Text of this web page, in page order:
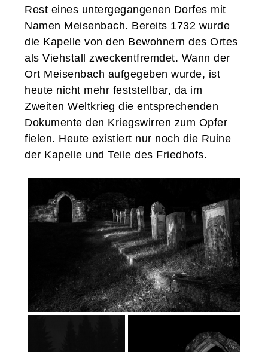
Rest eines untergegangenen Dorfes mit
Namen Meisenbach. Bereits 1732 wurde
die Kapelle von den Bewohnern des Ortes
als Viehstall zweckentfremdet. Wann der
Ort Meisenbach aufgegeben wurde, ist
heute nicht mehr feststellbar, da im
Zweiten Weltkrieg die entsprechenden
Dokumente den Kriegswirren zum Opfer
fielen. Heute existiert nur noch die Ruine
der Kapelle und Teile des Friedhofs.